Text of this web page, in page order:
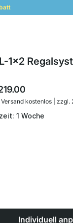
1x2
kostenlos | zzgl.
1 Woche
Individuell